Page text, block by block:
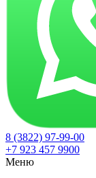
8 (3822) 97-99-00
+7 923 457 9900
Меню